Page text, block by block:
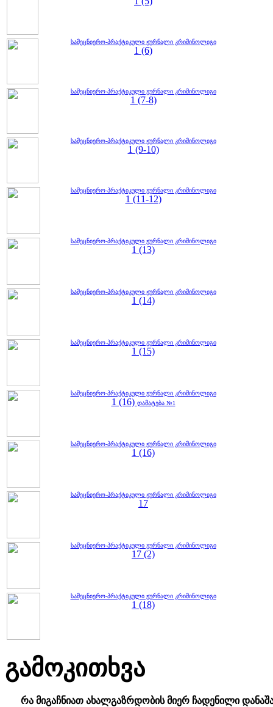
სამეცნიერო-პრაქტიკული ჟურნალი კრიმინოლიგი
1 (6)
სამეცნიერო-პრაქტიკული ჟურნალი კრიმინოლიგი
1 (7-8)
სამეცნიერო-პრაქტიკული ჟურნალი კრიმინოლიგი
1 (9-10)
სამეცნიერო-პრაქტიკული ჟურნალი კრიმინოლიგი
1 (11-12)
სამეცნიერო-პრაქტიკული ჟურნალი კრიმინოლიგი
1 (13)
სამეცნიერო-პრაქტიკული ჟურნალი კრიმინოლიგი
1 (14)
სამეცნიერო-პრაქტიკული ჟურნალი კრიმინოლიგი
1 (15)
სამეცნიერო-პრაქტიკული ჟურნალი კრიმინოლიგი
1 (16) დამატება №1
სამეცნიერო-პრაქტიკული ჟურნალი კრიმინოლიგი
1 (16)
სამეცნიერო-პრაქტიკული ჟურნალი კრიმინოლიგი
17
სამეცნიერო-პრაქტიკული ჟურნალი კრიმინოლიგი
17 (2)
სამეცნიერო-პრაქტიკული ჟურნალი კრიმინოლიგი
1 (18)
გამოკითხვა
რა მიგაჩნიათ ახალგაზრდობის მიერ ჩადენილი